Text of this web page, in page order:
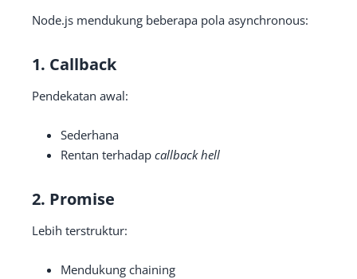
Node.js mendukung beberapa pola asynchronous:
1. Callback
Pendekatan awal:
Sederhana
Rentan terhadap callback hell
2. Promise
Lebih terstruktur:
Mendukung chaining